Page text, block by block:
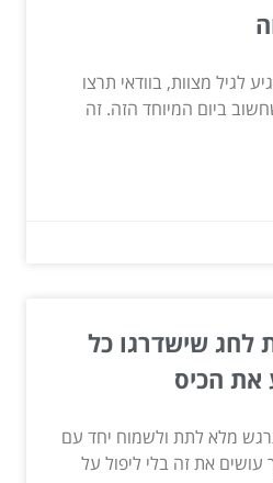
לגיל מצוות, בוודאי תרצו
ביום המיוחד הזה. זה
לחג שישדרגו כל
את הכיס
מלא לתת ולשמוח יחד עם
את זה בלי ליפול על